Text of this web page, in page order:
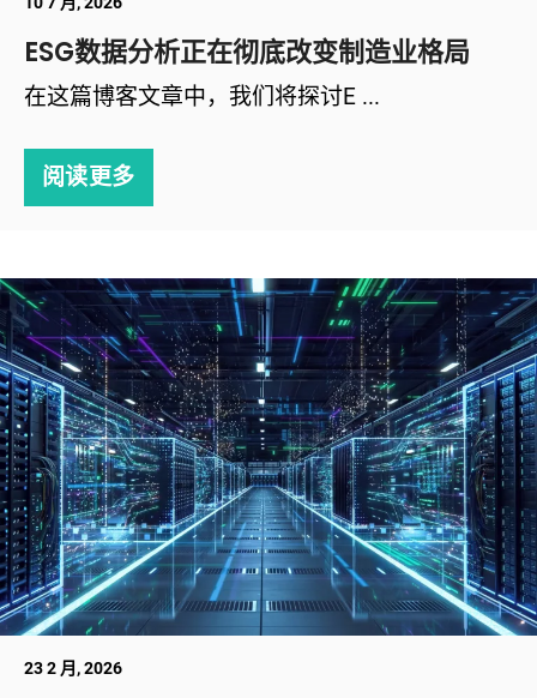
ESG数据分析正在彻底改变制造业格局
在这篇博客文章中，我们将探讨E ...
阅读更多
23 2 月, 2026